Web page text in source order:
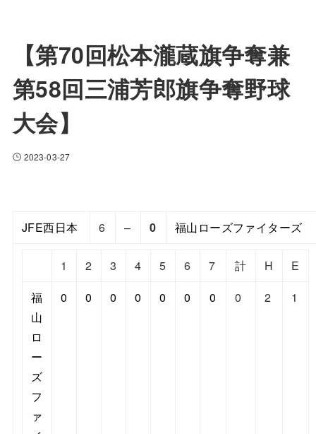
【第70回松本瀧蔵旗争奪兼
第58回三浦芳郎旗争奪野球
大会】
2023-03-27
JFE西日本 6 – 0 福山ローズファイターズ
1 2 3 4 5 6 7 計 H
E
福
山
ロ
ー
ズ
フ
ァ
0 0 0 0 0 0 0 0 2 1